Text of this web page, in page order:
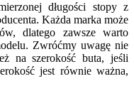
długości stopy z
Każda marka może
dlatego zawsze warto
Zwróćmy uwagę nie
na szerokość buta, jeśli
jest równie ważna,